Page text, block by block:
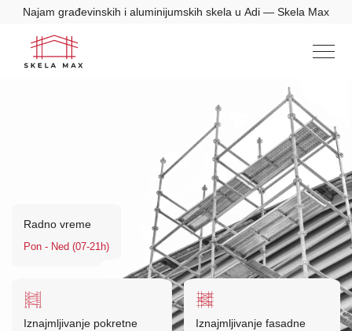
Najam građevinskih i aluminijumskih skela u Adi — Skela Max
Radno vreme
Pon - Ned (07-21h)
Iznajmljivanje pokretne
Iznajmljivanje fasadne